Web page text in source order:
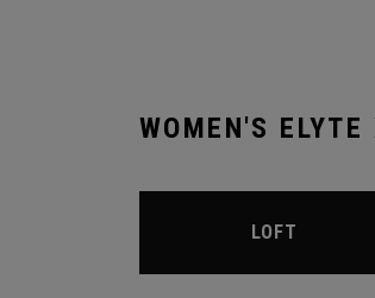
WOMEN'S ELYTE
LOFT